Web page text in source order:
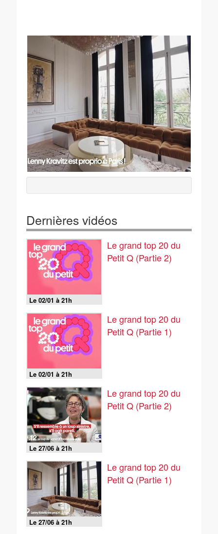
Dernières vidéos
Le 02/01 à 21h
Le grand top 20 du
Petit Q (Partie 2)
Le 02/01 à 21h
Le grand top 20 du
Petit Q (Partie 1)
Le 27/06 à 21h
Le grand top 20 du
Petit Q (Partie 2)
Le 27/06 à 21h
Le grand top 20 du
Petit Q (Partie 1)